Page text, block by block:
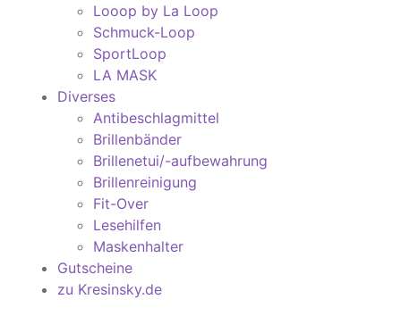
Looop by La Loop
Schmuck-Loop
SportLoop
LA MASK
Diverses
Antibeschlagmittel
Brillenbänder
Brillenetui/-aufbewahrung
Brillenreinigung
Fit-Over
Lesehilfen
Maskenhalter
Gutscheine
zu Kresinsky.de